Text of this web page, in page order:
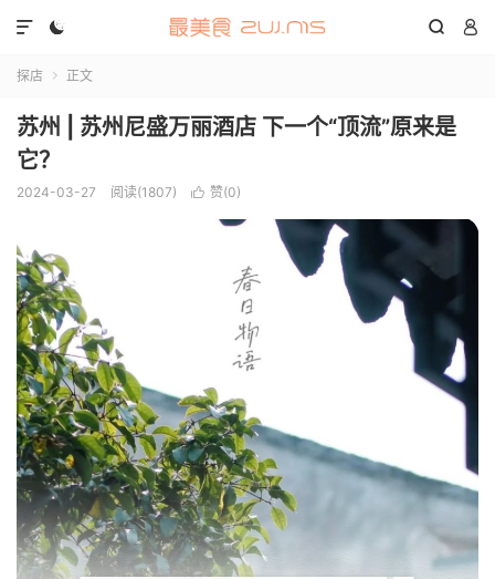
  

探店  正文
苏州 | 苏州尼盛万丽酒店 下一个“顶流”原来是
它？
2024-03-27 阅读(1807)  赞(0)